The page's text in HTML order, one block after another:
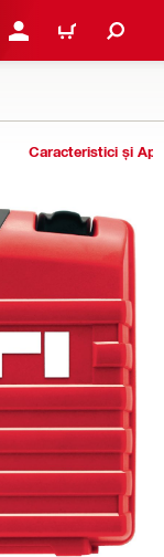
CONECTARE SAU
COȘ
Caracteristici și